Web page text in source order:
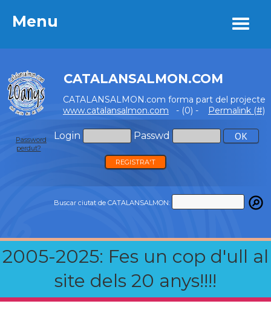
Menu
CATALANSALMON.COM
CATALANSALMON.com forma part del projecte
www.catalansalmon.com - (0) - Permalink (#)
Login Passwd
Password
perdut?
REGISTRA'T
Buscar ciutat de CATALANSALMON:
2005-2025: Fes un cop d'ull al
site dels 20 anys!!!!
Menu